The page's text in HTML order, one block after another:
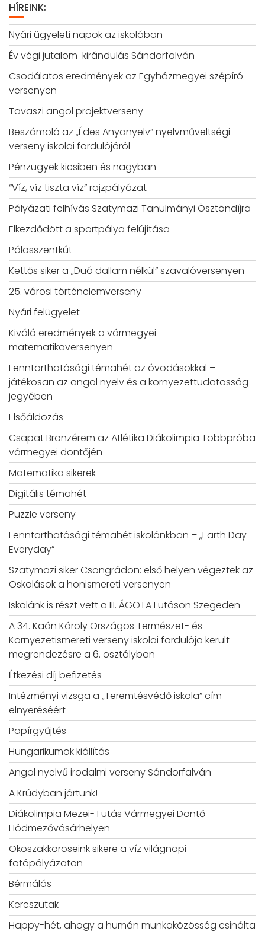
HÍREINK:
Nyári ügyeleti napok az iskolában
Év végi jutalom-kirándulás Sándorfalván
Csodálatos eredmények az Egyházmegyei szépíró
versenyen
Tavaszi angol projektverseny
Beszámoló az „Édes Anyanyelv” nyelvműveltségi
verseny iskolai fordulójáról
Pénzügyek kicsiben és nagyban
“Víz, víz tiszta víz” rajzpályázat
Pályázati felhívás Szatymazi Tanulmányi Ösztöndíjra
Elkezdődött a sportpálya felújítása
Pálosszentkút
Kettős siker a „Duó dallam nélkül” szavalóversenyen
25. városi történelemverseny
Nyári felügyelet
Kiváló eredmények a vármegyei
matematikaversenyen
Fenntarthatósági témahét az óvodásokkal –
játékosan az angol nyelv és a környezettudatosság
jegyében
Elsőáldozás
Csapat Bronzérem az Atlétika Diákolimpia Többpróba
vármegyei döntőjén
Matematika sikerek
Digitális témahét
Puzzle verseny
Fenntarthatósági témahét iskolánkban – „Earth Day
Everyday”
Szatymazi siker Csongrádon: első helyen végeztek az
Oskolások a honismereti versenyen
Iskolánk is részt vett a III. ÁGOTA Futáson Szegeden
A 34. Kaán Károly Országos Természet- és
Környezetismereti verseny iskolai fordulója került
megrendezésre a 6. osztályban
Étkezési díj befizetés
Intézményi vizsga a „Teremtésvédő iskola” cím
elnyeréséért
Papírgyűjtés
Hungarikumok kiállítás
Angol nyelvű irodalmi verseny Sándorfalván
A Krúdyban jártunk!
Diákolimpia Mezei- Futás Vármegyei Döntő
Hódmezővásárhelyen
Ökoszakköröseink sikere a víz világnapi
fotópályázaton
Bérmálás
Kereszutak
Happy-hét, ahogy a humán munkaközösség csinálta